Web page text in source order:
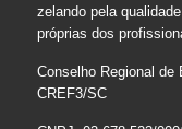
zelando pela
próprias dos
Conselho Regional de
CREF3/SC